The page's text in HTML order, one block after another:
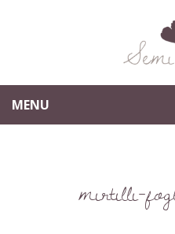
MENU
mirtilli-